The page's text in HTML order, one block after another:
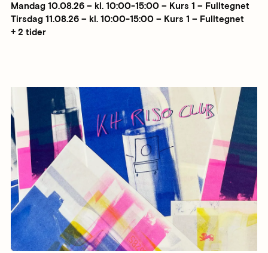
Mandag 10.08.26 – kl. 10:00-15:00 – Kurs 1 – Fulltegnet
Tirsdag 11.08.26 – kl. 10:00-15:00 – Kurs 1 – Fulltegnet
+ 2 tider